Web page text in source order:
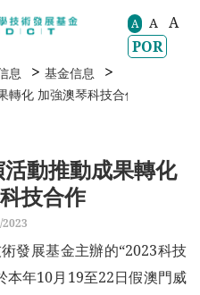
A A
A
POR
息 > 基金信息 >
轉化 加強澳琴科技合作
動推動成果轉化
技合作
展基金主辦的“2023科技
本年10月19至22日假澳門威